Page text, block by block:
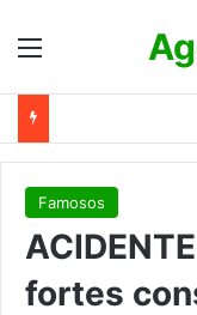
Menu
Famosos
fortes